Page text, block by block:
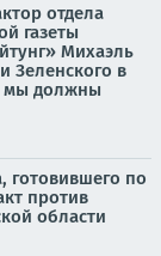
отдела
газеты
Михаэль
Зеленского в
мы должны
готовившего по
против
области